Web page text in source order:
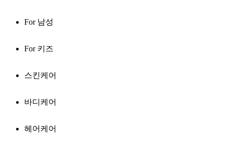
For 남성
For 키즈
스킨케어
바디케어
헤어케어